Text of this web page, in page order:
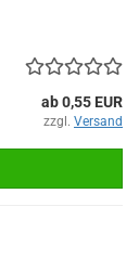
ab 0,55 EUR
zzgl. Versand